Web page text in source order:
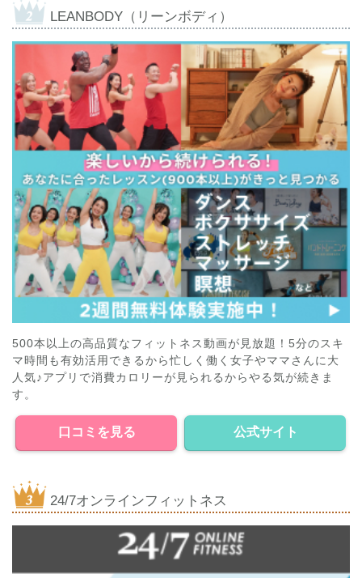
LEANBODY（リーンボディ）
500本以上の高品質なフィットネス動画が見放題！5分のスキ
マ時間も有効活用できるから忙しく働く女子やママさんに大
人気♪アプリで消費カロリーが見られるからやる気が続きま
す。
口コミを見る 公式サイト
24/7オンラインフィットネス